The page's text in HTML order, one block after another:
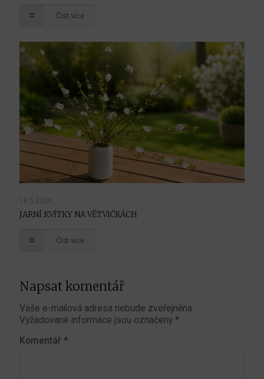
Číst více
18.5.2026
JARNÍ KVÍTKY NA VĚTVIČKÁCH
Číst více
Napsat komentář
Vaše e-mailová adresa nebude zveřejněna.
Vyžadované informace jsou označeny *
Komentář *